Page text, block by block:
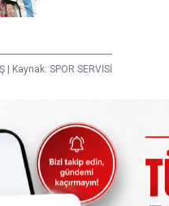
Kaynak: SPOR SERVİSİ